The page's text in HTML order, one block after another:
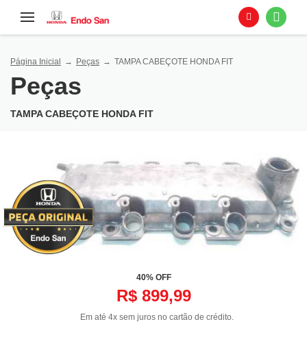
Página Inicial Peças TAMPA CABEÇOTE HONDA FIT
Peças
TAMPA CABEÇOTE HONDA FIT
40% OFF
R$ 899,99
Em até 4x sem juros no cartão de crédito.